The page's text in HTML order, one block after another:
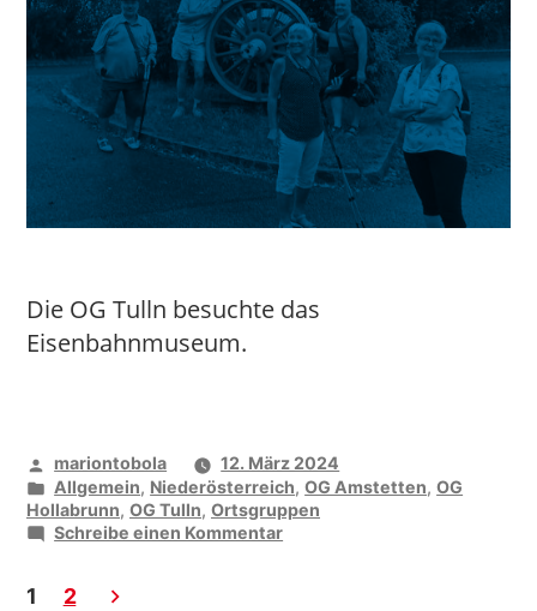
Die OG Tulln besuchte das
Eisenbahnmuseum.
Veröffentlicht
von
mariontobola
12. März 2024
Veröffentlicht
unter
Allgemein, Niederösterreich,OG Amstetten,OG
Hollabrunn, OG Tulln, Ortsgruppen
Schreibe einen Kommentarzu
der
Beiträge
1 2